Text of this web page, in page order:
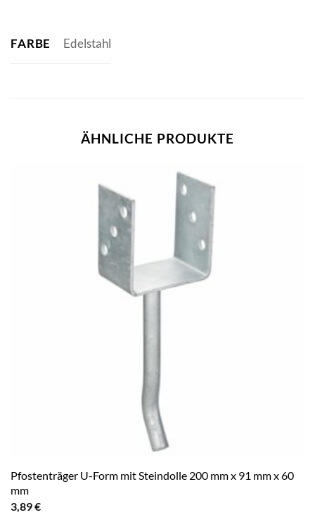
FARBE Edelstahl
ÄHNLICHE PRODUKTE
Pfostenträger U-Form mit Steindolle 200 mm x 91 mm x 60
mm
3,89€